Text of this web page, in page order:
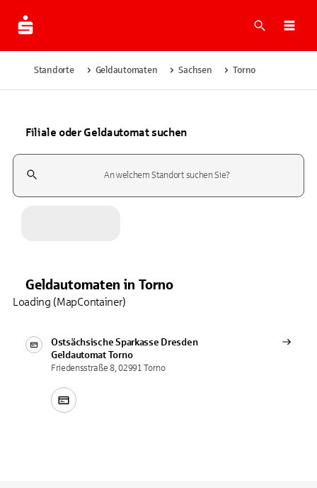
Suche
Standorte Geldautomaten Sachsen Torno
Filiale oder Geldautomat suchen
Suchfeld
Geldautomaten in Torno
Ostsächsische Sparkasse Dresden
Geldautomat Torno
Friedensstraße 8, 02991 Torno
Loading (MapContainer)